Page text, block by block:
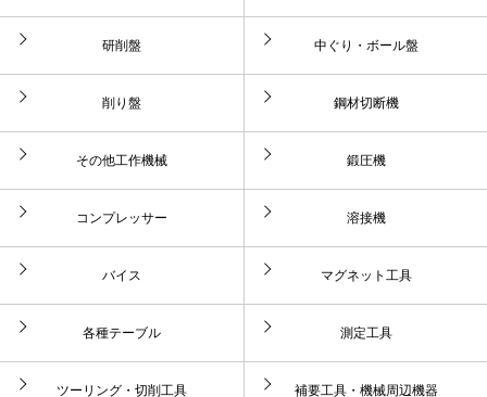
研削盤 中ぐり・ボール盤
削り盤 鋼材切断機
その他工作機械 鍛圧機
コンプレッサー 溶接機
バイス マグネット工具
各種テーブル 測定工具
ツーリング・切削工具 補要工具・機械周辺機器